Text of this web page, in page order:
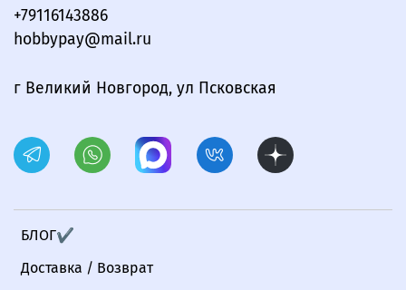
БЛОГ✔
Доставка / Возврат
+79116143886
hobbypay@mail.ru
г Великий Новгород, ул Псковская